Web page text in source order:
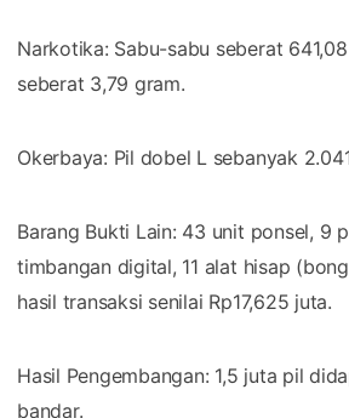
​Narkotika: Sabu-sabu seberat
seberat 3,79 gram.
​Okerbaya: Pil dobel L sebanyak
​Barang Bukti Lain: 43 unit ponsel, 9
timbangan digital, 11 alat hisap
hasil transaksi senilai Rp17,625 juta.
​Hasil Pengembangan: 1,5 juta pil
bandar.